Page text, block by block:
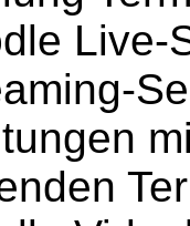
Live-